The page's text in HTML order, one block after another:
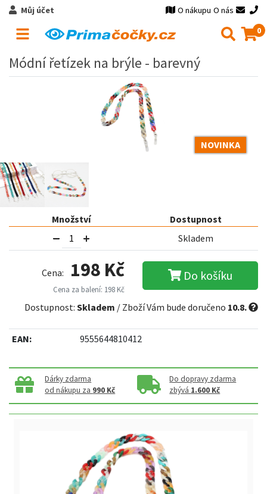
Můj účet O nákupu O nás
0
Módní řetízek na brýle - barevný
NOVINKA
Množství
Dostupnost
Skladem
Cena: 198 Kč
Cena za balení: 198 Kč
Do košíku
Dostupnost: Skladem / Zboží Vám bude doručeno 10.8.
EAN: 9555644810412
Dárky zdarma
od nákupu za 990 Kč
Do dopravy zdarma
zbývá 1.600 Kč